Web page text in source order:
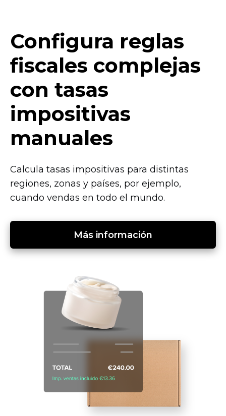
Configura reglas
fiscales complejas
con tasas
impositivas
manuales
Calcula tasas impositivas para distintas
regiones, zonas y países, por ejemplo,
cuando vendas en todo el mundo.
Más información